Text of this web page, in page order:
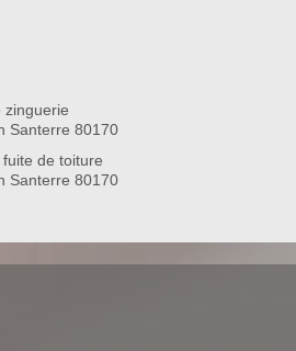
zinguerie
Santerre 80170
de toiture
Santerre 80170